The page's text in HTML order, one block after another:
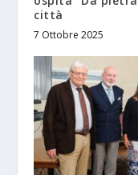
città
7 Ottobre 2025